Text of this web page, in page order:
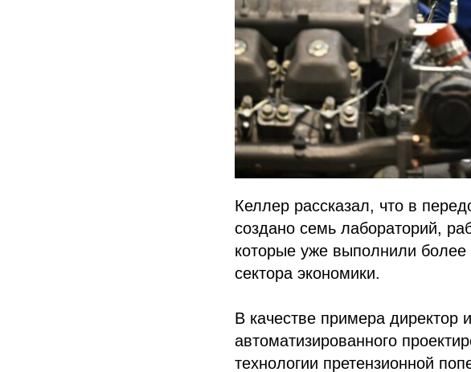
Келлер рассказал, что в
создано семь лабораторий,
которые уже выполнили
сектора экономики.
В качестве примера директор
автоматизированного
технологии претензионной